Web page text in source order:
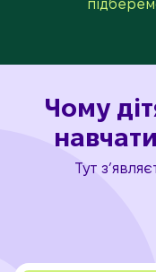
Чому
Тут